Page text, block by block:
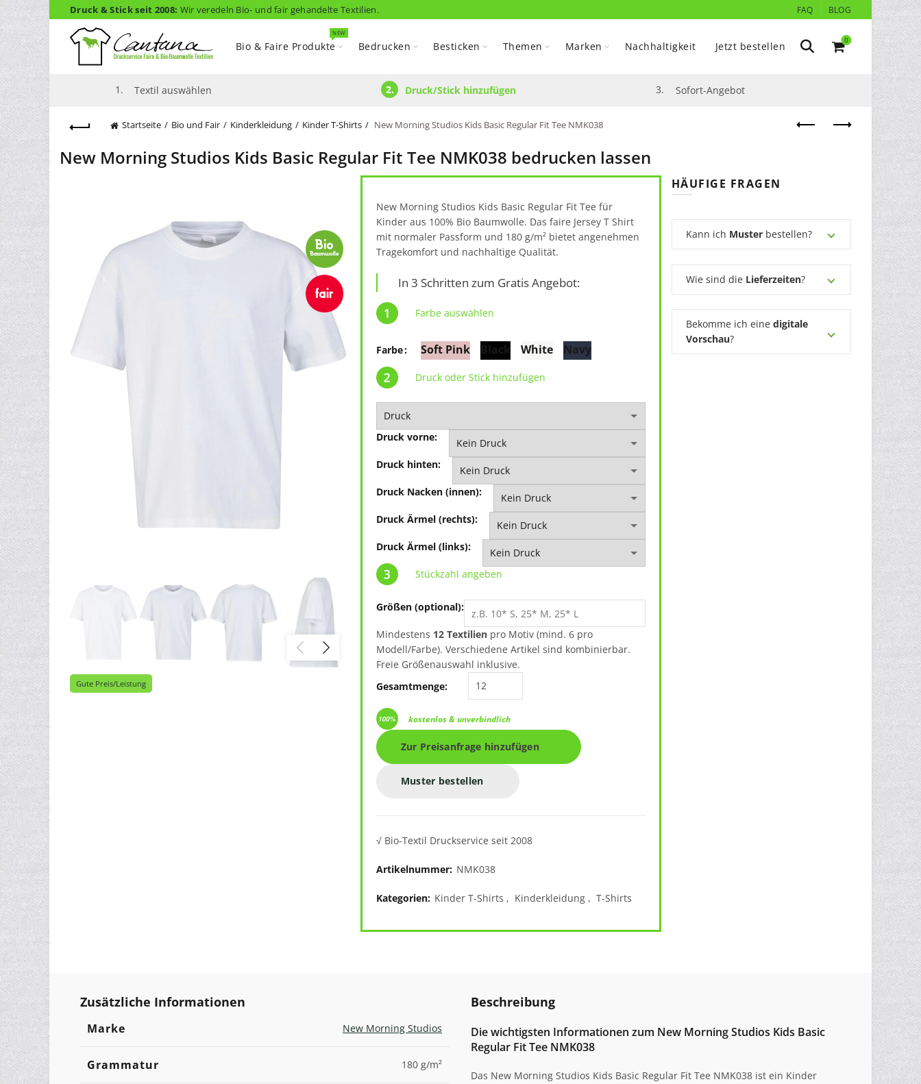
Druck & Stick seit 2008: Wir veredeln Bio- und fair gehandelte Textilien. FAQ BLOG
Bio & Faire Produkte
NEW
Bedrucken Besticken Themen Marken Nachhaltigkeit Jetzt bestellen 0
1. Textil auswählen 2. Druck/Stick hinzufügen 3. Sofort-Angebot
Startseite Bio und Fair Kinderkleidung Kinder T-Shirts New Morning Studios Kids Basic Regular Fit Tee NMK038
New Morning Studios Kids Basic Regular Fit Tee NMK038 bedrucken lassen
Gute Preis/Leistung
New Morning Studios Kids Basic Regular Fit Tee für
Kinder aus 100% Bio Baumwolle. Das faire Jersey T Shirt
mit normaler Passform und 180 g/m² bietet angenehmen
Tragekomfort und nachhaltige Qualität.
In 3 Schritten zum Gratis Angebot:
Farbe auswählen
Farbe Soft Pink Black White Navy
Druck oder Stick hinzufügen
Druck vorne:
Druck hinten:
Druck Nacken (innen):
Druck Ärmel (rechts):
Druck Ärmel (links):
Stückzahl angeben
Größen (optional):
Mindestens 12 Textilienpro Motiv (mind. 6 pro
Modell/Farbe). Verschiedene Artikel sind kombinierbar.
Freie Größenauswahl inklusive.
Gesamtmenge:
kostenlos & unverbindlich
Muster bestellen
√ Bio-Textil Druckservice seit 2008
Artikelnummer: NMK038
Kategorien: Kinder T-Shirts , Kinderkleidung , T-Shirts
HÄUFIGE FRAGEN
Kann ich Musterbestellen?
Wie sind die Lieferzeiten?
Bekomme ich eine digitale
Vorschau?
Zusätzliche Informationen
Marke New Morning Studios
Grammatur 180 g/m²
Beschreibung
Die wichtigsten Informationen zum New Morning Studios Kids Basic
Regular Fit Tee NMK038
Das New Morning Studios Kids Basic Regular Fit Tee NMK038 ist ein Kinder